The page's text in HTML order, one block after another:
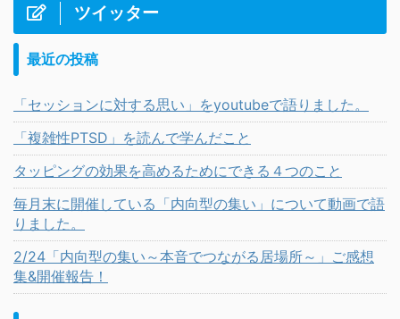
ツイッター
最近の投稿
「セッションに対する思い」をyoutubeで語りました。
「複雑性PTSD」を読んで学んだこと
タッピングの効果を高めるためにできる４つのこと
毎月末に開催している「内向型の集い」について動画で語
りました。
2/24「内向型の集い～本音でつながる居場所～」ご感想
集&開催報告！